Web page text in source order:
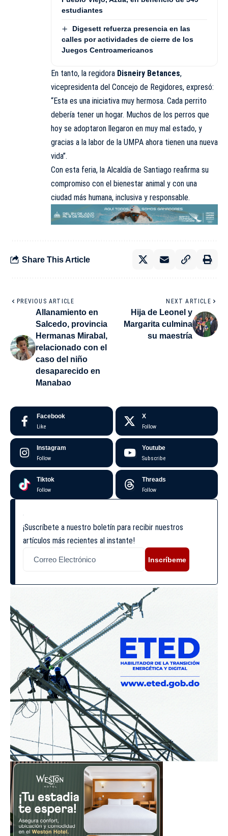
estudiantes
Digesett refuerza presencia en las
calles por actividades de cierre de los
Juegos Centroamericanos
En tanto, la regidora Disneiry Betances,
vicepresidenta del Concejo de Regidores, expresó:
“Esta es una iniciativa muy hermosa. Cada perrito
debería tener un hogar. Muchos de los perros que
hoy se adoptaron llegaron en muy mal estado, y
gracias a la labor de la UMPA ahora tienen una nueva
vida”.
Con esta feria, la Alcaldía de Santiago reafirma su
compromiso con el bienestar animal y con una
ciudad más humana, inclusiva y responsable.
Share This Article
PREVIOUS ARTICLE
Allanamiento en
Salcedo, provincia
Hermanas Mirabal,
relacionado con el
caso del niño
desaparecido en
Manabao
NEXT ARTICLE
Hija de Leonel y
Margarita culmina
su maestría
Facebook
Like
X
Follow
Instagram
Follow
Youtube
Subscribe
Tiktok
Follow
Threads
Follow
¡Suscríbete a nuestro boletín para recibir nuestros
artículos más recientes al instante!
Inscríbeme